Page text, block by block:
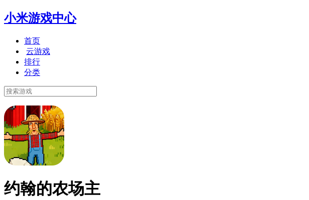
小米游戏中心
首页
云游戏
排行
分类
约翰的农场主